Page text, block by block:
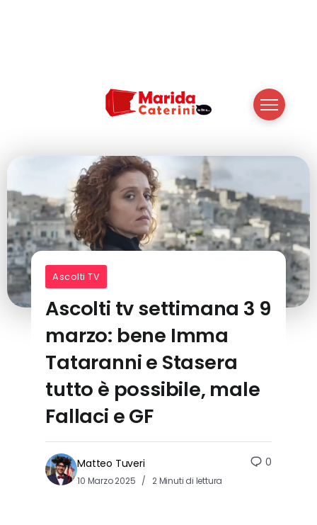
Ascolti TV
Ascolti tv settimana 3 9
marzo: bene Imma
Tataranni e Stasera
tutto è possibile, male
Fallaci e GF
Matteo Tuveri
10 Marzo 2025 2 Minuti di lettura
0